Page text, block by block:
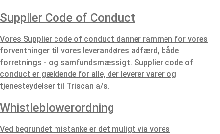
Supplier Code of Conduct
Vores Supplier code of conduct danner rammen for vores
forventninger til vores leverandøres adfærd, både
forretnings - og samfundsmæssigt. Supplier code of
conduct er gældende for alle, der leverer varer og
tjenesteydelser til Triscan a/s.
Whistleblowerordning
Ved begrundet mistanke er det muligt via vores